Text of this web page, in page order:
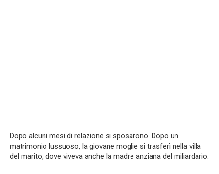
Dopo alcuni mesi di relazione si sposarono. Dopo un
matrimonio lussuoso, la giovane moglie si trasferì nella villa
del marito, dove viveva anche la madre anziana del miliardario.